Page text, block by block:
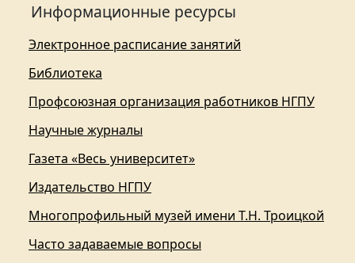
Информационные ресурсы
Электронное расписание занятий
Библиотека
Профсоюзная организация работников НГПУ
Научные журналы
Газета «Весь университет»
Издательство НГПУ
Многопрофильный музей имени Т.Н. Троицкой
Часто задаваемые вопросы